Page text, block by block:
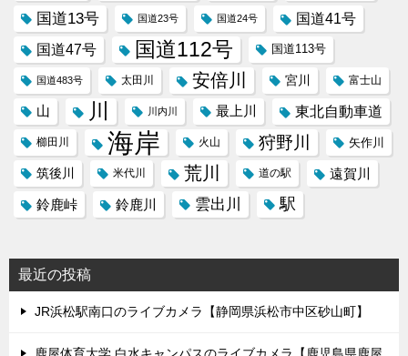
国道13号 国道23号 国道24号 国道41号
国道47号 国道112号 国道113号
国道483号 太田川 安倍川 宮川 富士山
山 川 川内川 最上川 東北自動車道
櫛田川 海岸 火山 狩野川 矢作川
筑後川 米代川 荒川 道の駅
遠賀川
鈴鹿峠
鈴鹿川 雲出川 駅
最近の投稿
JR浜松駅南口のライブカメラ【静岡県浜松市中区砂山町】